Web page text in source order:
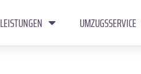
LEISTUNGEN UMZUGSSERVICE